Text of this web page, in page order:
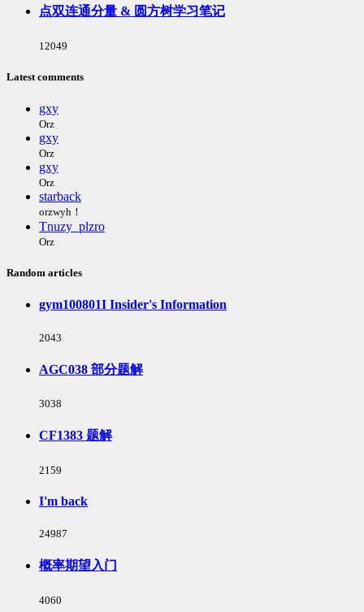
次
数:
点双连通分量 & 圆方树学习笔记
浏
次
12049
Latest comments
gxy
Orz
gxy
Orz
gxy
Orz
starback
orzwyh！
Tnuzy_plzro
Orz
Random articles
gym100801I Insider's Information
浏
次
数:
2043
AGC038 部分题解
浏
次
3038
CF1383 题解
浏
次
2159
I'm back
浏
次
24987
概率期望入门
浏
4060